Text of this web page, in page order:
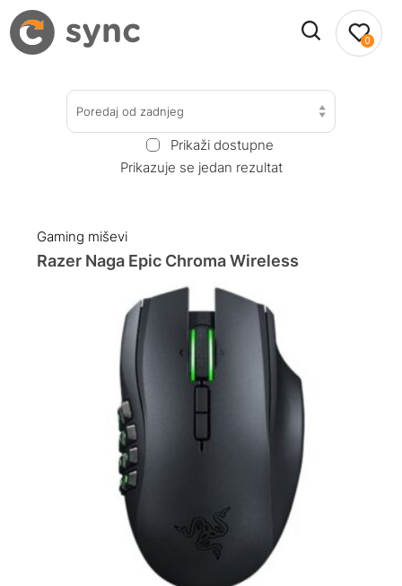
0
Poredaj od zadnjeg
Prikaži dostupne
Prikazuje se jedan rezultat
Gaming miševi
Razer Naga Epic Chroma Wireless